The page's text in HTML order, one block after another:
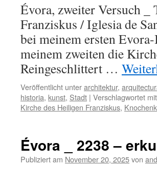
Évora, zweiter Versuch
Franziskus / Iglesia de
bei meinem ersten
meinem zweiten die
Reingeschlittert …
Veröffentlicht unterarchitektur,
historia, kunst, Stadt | Verschlagwortet mit
Kirche des Heiligen Franziskus,
Évora _ 2238 –
Publiziert am November 20, 2025von